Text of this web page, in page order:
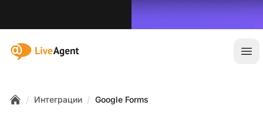
:site.title
/ Интеграции / Google Forms